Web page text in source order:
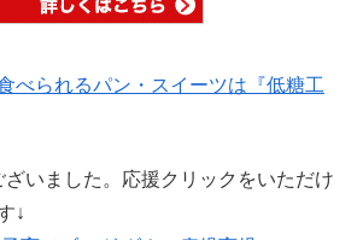
べられるパン・スイーツは『低糖工
ざいました。応援クリックをいただけ
↓